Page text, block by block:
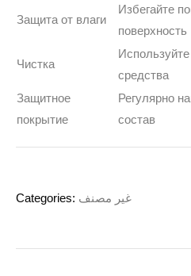
Защита от влаги
Избегайте
поверхность
Чистка
средства
Защитное
покрытие
Регулярно
состав
Categories: غير مصنف